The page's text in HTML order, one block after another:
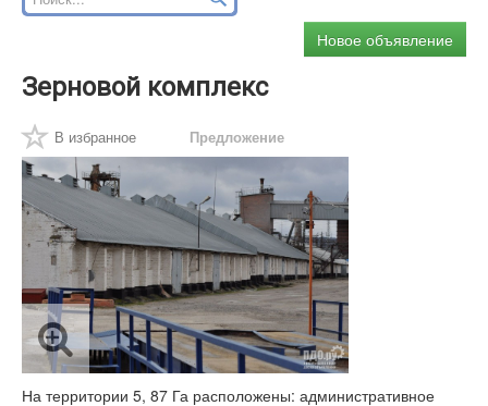
Новое объявление
Зерновой комплекс
В избранное Предложение
На территории 5, 87 Га расположены: административное